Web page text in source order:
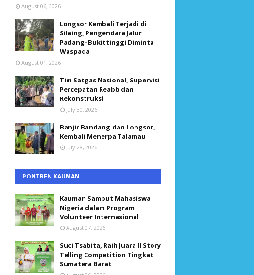
August 06, 2026
Longsor Kembali Terjadi di
Silaing, Pengendara Jalur
Padang–Bukittinggi Diminta
Waspada
August 01, 2026
Tim Satgas Nasional, Supervisi
Percepatan Reabb dan
Rekonstruksi
July 30, 2026
Banjir Bandang.dan Longsor,
Kembali Menerpa Talamau
July 28, 2026
PONTREN KAUMAN
Kauman Sambut Mahasiswa
Nigeria dalam Program
Volunteer Internasional
August 07, 2026
Suci Tsabita, Raih Juara II Story
Telling Competition Tingkat
Sumatera Barat